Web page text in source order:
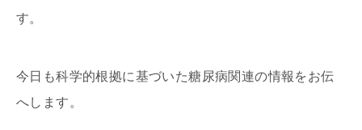
す。
今日も科学的根拠に基づいた糖尿病関連の情報をお伝
へします。